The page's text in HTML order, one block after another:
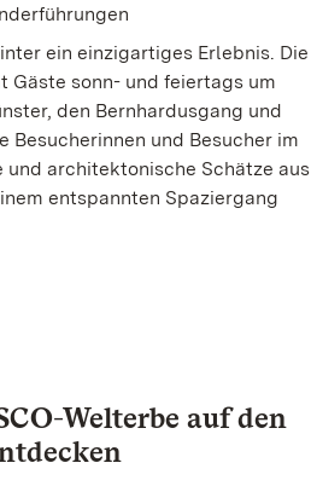
ein einzigartiges Erlebnis. Die
Gäste sonn- und feiertags um
den Bernhardusgang und
Besucherinnen und Besucher im
architektonische Schätze aus
entspannten Spaziergang
Welterbe auf den